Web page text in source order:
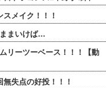
メイク！！！
まいけば…
リーツーベース！！！【動
失点の好投！！！